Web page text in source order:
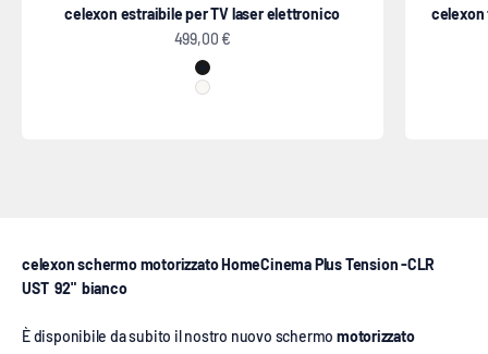
celexon estraibile per TV laser elettronico
Prezzo scontato
499,00 €
Nero
Bianco
celexon
celexon schermo motorizzato HomeCinema Plus Tension -CLR
UST 92" bianco
È disponibile da subito il nostro nuovo schermo motorizzato